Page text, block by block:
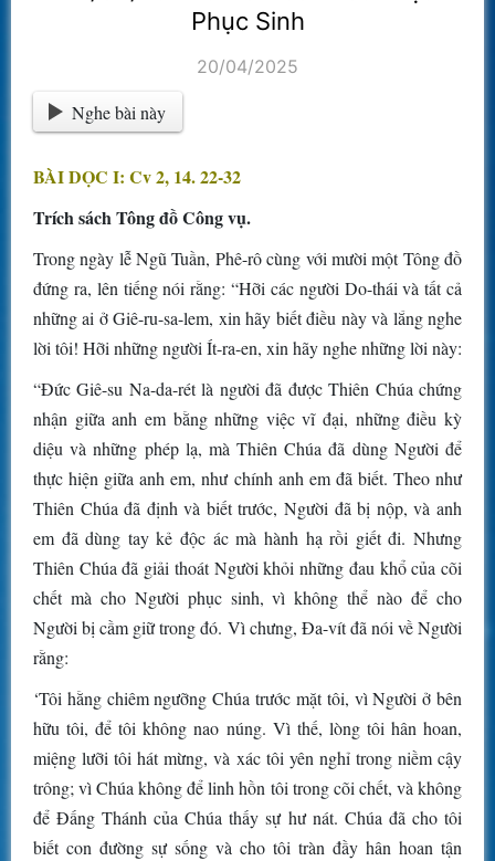
Phục Sinh
20/04/2025
Nghe bài này
BÀI DỌC I: Cv 2, 14. 22-32
Trích sách Tông đồ Công vụ.
Trong ngày lễ Ngũ Tuần, Phê-rô cùng với mười một Tông đồ
đứng ra, lên tiếng nói rằng: “Hỡi các người Do-thái và tất cả
những ai ở Giê-ru-sa-lem, xin hãy biết điều này và lắng nghe
lời tôi! Hỡi những người Ít-ra-en, xin hãy nghe những lời này:
“Ðức Giê-su Na-da-rét là người đã được Thiên Chúa chứng
nhận giữa anh em bằng những việc vĩ đại, những điều kỳ
diệu và những phép lạ, mà Thiên Chúa đã dùng Người để
thực hiện giữa anh em, như chính anh em đã biết. Theo như
Thiên Chúa đã định và biết trước, Người đã bị nộp, và anh
em đã dùng tay kẻ độc ác mà hành hạ rồi giết đi. Nhưng
Thiên Chúa đã giải thoát Người khỏi những đau khổ của cõi
chết mà cho Người phục sinh, vì không thể nào để cho
Người bị cầm giữ trong đó. Vì chưng, Ða-vít đã nói về Người
rằng:
‘Tôi hằng chiêm ngưỡng Chúa trước mặt tôi, vì Người ở bên
hữu tôi, để tôi không nao núng. Vì thế, lòng tôi hân hoan,
miệng lưỡi tôi hát mừng, và xác tôi yên nghỉ trong niềm cậy
trông; vì Chúa không để linh hồn tôi trong cõi chết, và không
để Ðấng Thánh của Chúa thấy sự hư nát. Chúa đã cho tôi
biết con đường sự sống và cho tôi tràn đầy hân hoan tận